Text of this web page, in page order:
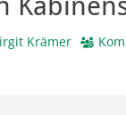
Krämer